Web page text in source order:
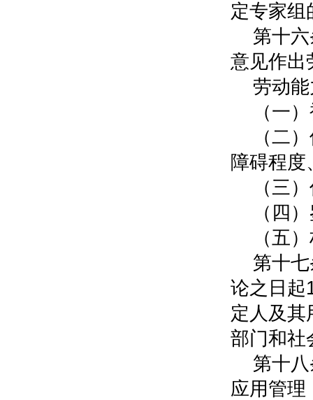
定专家组
第十
意见作出
劳动
（一
（二
障碍程度
（三
（四
（五
第十
论之日起
定人及其
部门和社
第十
应用管理